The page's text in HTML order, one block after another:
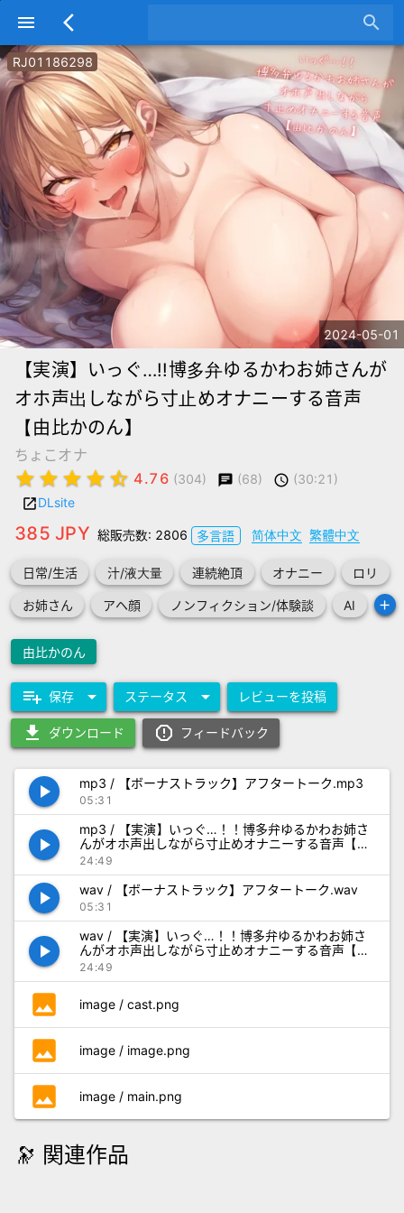
menu arrow_back_ios search
RJ01186298
2024-05-01
【実演】いっぐ…!!博多弁ゆるかわお姉さんが
オホ声出しながら寸止めオナニーする音声
【由比かのん】
ちょこオナ
star star star star star_half 4.76 (304) chat (68) schedule (30:21)
launchDLsite
385 JPY 総販売数: 2806 多言語 简体中文 繁體中文
日常/生活 汁/液大量 連続絶頂 オナニー ロリ
お姉さん アヘ顔 ノンフィクション/体験談 AI add
由比かのん
playlist_add 保存 arrow_drop_down ステータス arrow_drop_down レビューを投稿
download ダウンロード report_gmailerrorred フィードバック
play_arrow mp3 / 【ボーナストラック】アフタートーク.mp3
05:31
play_arrow
mp3 / 【実演】いっぐ…！！博多弁ゆるかわお姉さ
んがオホ声出しながら寸止めオナニーする音声【由
比かのん】.mp3
24:49
play_arrow wav / 【ボーナストラック】アフタートーク.wav
05:31
play_arrow
wav / 【実演】いっぐ…！！博多弁ゆるかわお姉さ
んがオホ声出しながら寸止めオナニーする音声【由
比かのん】.wav
24:49
photo image / cast.png
photo image / image.png
photo image / main.png
🔭 関連作品